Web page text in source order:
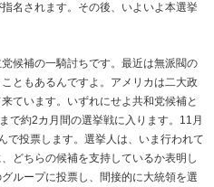
名されます。その後、いよいよ本選挙
候補の一騎討ちです。最近は無派閥の
ともあるんですよ。アメリカは二大政
ています。いずれにせよ共和党候補と
で約2カ月間の選挙戦に入ります。11月
で投票します。選挙人は、いま行われて
どちらの候補を支持しているか表明し
ループに投票し、間接的に大統領を選